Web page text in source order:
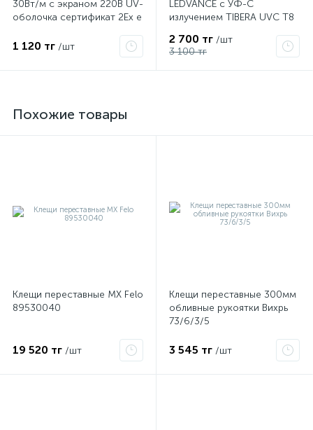
30Вт/м с экраном 220В UV-
оболочка сертификат 2Ex e
PHC-30
1 120 тг /шт
LEDVANCE с УФ-С
излучением TIBERA UVC T8
2 700 тг /шт
3 100 тг
Похожие товары
Клещи переставные MX Felo
89530040
19 520 тг /шт
Клещи переставные 300мм
обливные рукоятки Вихрь
73/6/3/5
3 545 тг /шт